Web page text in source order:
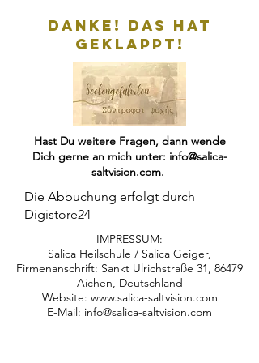
Danke! Das hat
geklappt!
Hast Du weitere Fragen, dann wende
Dich gerne an mich unter: info@salica-
saltvision.com.
Die Abbuchung erfolgt durch
Digistore24
IMPRESSUM:
Salica Heilschule / Salica Geiger,
Firmenanschrift: Sankt Ulrichstraße 31, 86479
Aichen, Deutschland
Website: www.salica-saltvision.com
E-Mail: info@salica-saltvision.com